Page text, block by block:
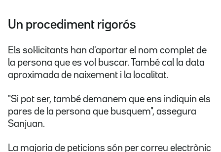
Un procediment rigorós
Els sol·licitants han d'aportar el nom complet de
la persona que es vol buscar. També cal la data
aproximada de naixement i la localitat.
"Si pot ser, també demanem que ens indiquin els
pares de la persona que busquem", assegura
Sanjuan.
La majoria de peticions són per correu electrònic